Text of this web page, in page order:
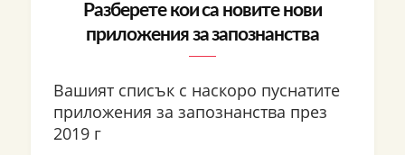
Разберете кои са новите нови
приложения за запознанства
Вашият списък с наскоро пуснатите
приложения за запознанства през
2019 г